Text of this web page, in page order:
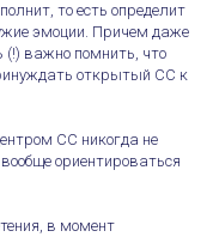
то есть определит
эмоции. Причем даже
(!) важно помнить, что
открытый СС к
СС никогда не
ориентироваться
в момент